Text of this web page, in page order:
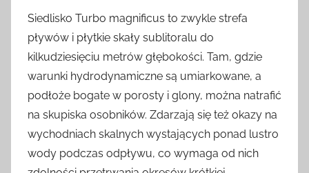
Siedlisko Turbo magnificus to zwykle strefa
pływów i płytkie skały sublitoralu do
kilkudziesięciu metrów głębokości. Tam, gdzie
warunki hydrodynamiczne są umiarkowane, a
podłoże bogate w porosty i glony, można natrafić
na skupiska osobników. Zdarzają się też okazy na
wychodniach skalnych wystających ponad lustro
wody podczas odpływu, co wymaga od nich